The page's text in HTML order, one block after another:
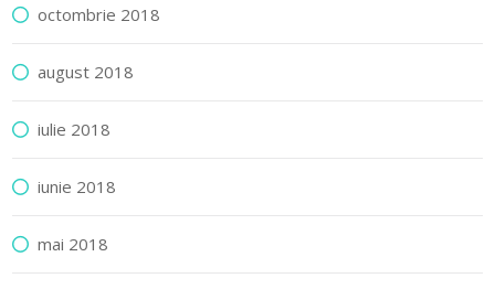
octombrie 2018
august 2018
iulie 2018
iunie 2018
mai 2018